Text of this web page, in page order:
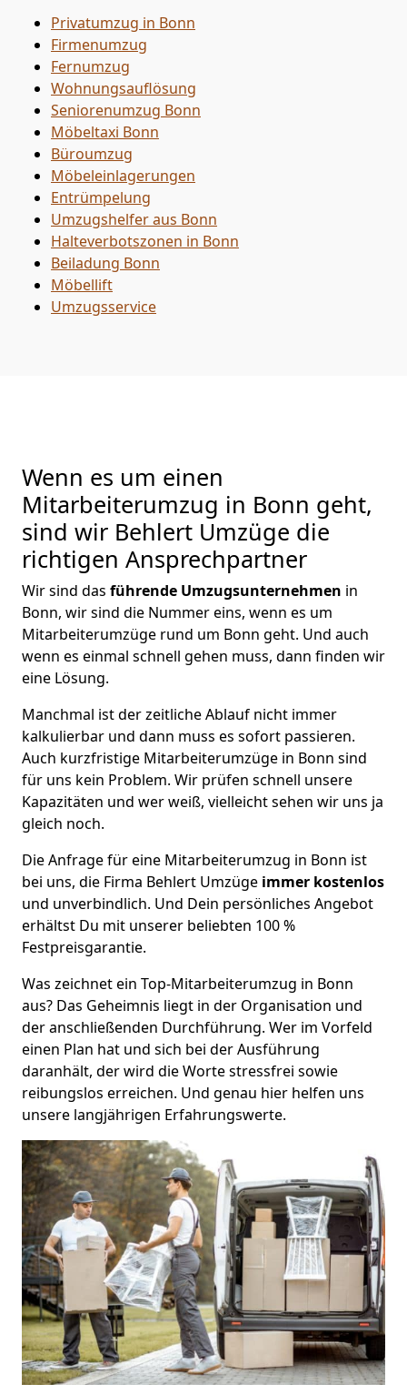
Privatumzug in Bonn
Firmenumzug
Fernumzug
Wohnungsauflösung
Seniorenumzug Bonn
Möbeltaxi Bonn
Büroumzug
Möbeleinlagerungen
Entrümpelung
Umzugshelfer aus Bonn
Halteverbotszonen in Bonn
Beiladung Bonn
Möbellift
Umzugsservice
Wenn es um einen
Mitarbeiterumzug in Bonn geht,
sind wir Behlert Umzüge die
richtigen Ansprechpartner
Wir sind das führende Umzugsunternehmen in
Bonn, wir sind die Nummer eins, wenn es um
Mitarbeiterumzüge rund um Bonn geht. Und auch
wenn es einmal schnell gehen muss, dann finden wir
eine Lösung.
Manchmal ist der zeitliche Ablauf nicht immer
kalkulierbar und dann muss es sofort passieren.
Auch kurzfristige Mitarbeiterumzüge in Bonn sind
für uns kein Problem. Wir prüfen schnell unsere
Kapazitäten und wer weiß, vielleicht sehen wir uns ja
gleich noch.
Die Anfrage für eine Mitarbeiterumzug in Bonn ist
bei uns, die Firma Behlert Umzüge immer kostenlos
und unverbindlich. Und Dein persönliches Angebot
erhältst Du mit unserer beliebten 100 %
Festpreisgarantie.
Was zeichnet ein Top-Mitarbeiterumzug in Bonn
aus? Das Geheimnis liegt in der Organisation und
der anschließenden Durchführung. Wer im Vorfeld
einen Plan hat und sich bei der Ausführung
daranhält, der wird die Worte stressfrei sowie
reibungslos erreichen. Und genau hier helfen uns
unsere langjährigen Erfahrungswerte.